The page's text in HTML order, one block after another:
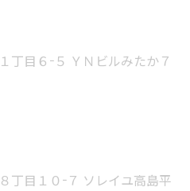
丁目６−５ ＹＮビルみたか７
丁目１０−７ ソレイユ高島平